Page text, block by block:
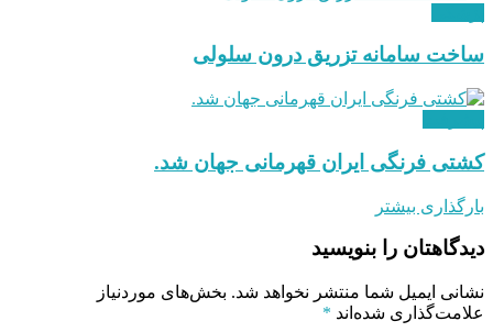
ساخت سامانه تزریق درون سلولی
کشتی فرنگی ایران قهرمانی جهان شد.
بارگذاری بیشتر
دیدگاهتان را بنویسید
نشانی ایمیل شما منتشر نخواهد شد. بخش‌های موردنیاز
علامت‌گذاری شده‌اند *